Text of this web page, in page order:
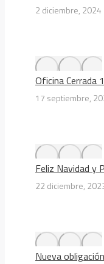
2 diciembre, 2024
Oficina
17 septiembre,
Feliz Navidad y
22 diciembre,
Nueva